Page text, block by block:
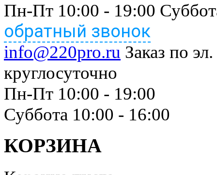
Пн-Пт 10:00 - 19:00
обратный звонок
info@220pro.ru Заказ по
круглосуточно
Пн-Пт 10:00 - 19:00
Суббота 10:00 - 16:00
КОРЗИНА